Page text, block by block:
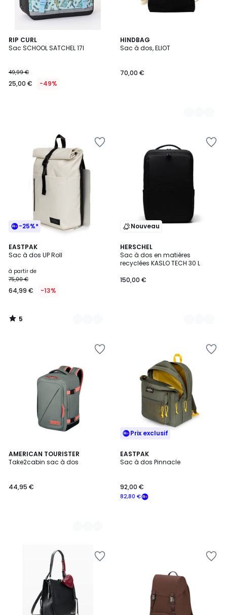
RIP CURL
Sac SCHOOL SATCHEL 17l
49,99 €
25,00 € -49%
HINDBAG
Sac à dos, ELIOT
70,00 €
14
Couleurs
-25%*
EASTPAK
Sac à dos UP Roll
à partir de
75,00 €
64,99 € -13%
5
/
2
Couleurs
5
/
Nouveau
HERSCHEL
Sac à dos en matières
recyclées KASLO TECH 30 L
150,00 €
2
Couleurs
AMERICAN TOURISTER
Take2cabin sac à dos
44,95 €
6
Couleurs
Prix exclusif
EASTPAK
Sac à dos Pinnacle
82,80 €
92,00 €